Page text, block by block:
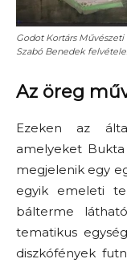
Godot Kortárs
Szabó Benedek felvétele.
Az öreg
Ezeken az
amelyeket
megjelenik egy
egyik emeleti
bálterme
tematikus
diszkófények